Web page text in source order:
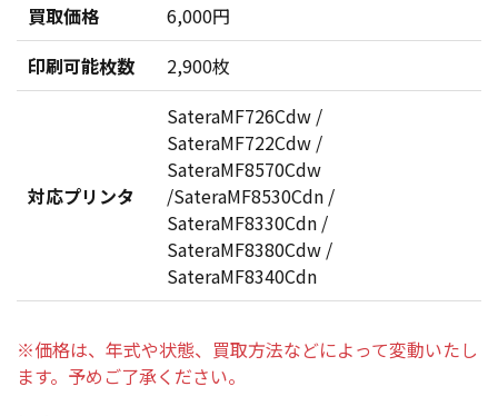
買取価格
6,000円
印刷可能枚数
2,900枚
対応プリンタ
SateraMF726Cdw /
SateraMF722Cdw /
SateraMF8570Cdw
/SateraMF8530Cdn /
SateraMF8330Cdn /
SateraMF8380Cdw /
SateraMF8340Cdn
※価格は、年式や状態、買取方法などによって変動いたし
ます。予めご了承ください。